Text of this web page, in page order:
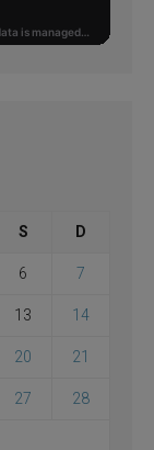
S D
6 7
13 14
20 21
27 28